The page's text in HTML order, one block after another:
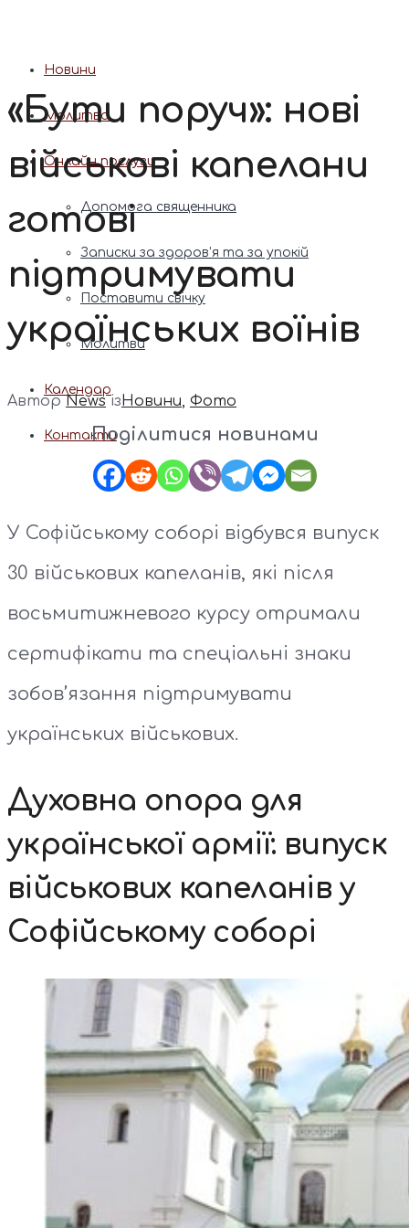
Новини
Молитва
Онлайн послуги
Допомога священника
Записки за здоров’я та за упокій
Поставити свічку
Молитви
Календар
Контакти
«Бути поруч»: нові
військові капелани
готові
підтримувати
українських воїнів
АвторNews ізНовини, Фото
Поділитися новинами
У Софійському соборі відбувся випуск
30 військових капеланів, які після
восьмитижневого курсу отримали
сертифікати та спеціальні знаки
зобов’язання підтримувати
українських військових.
Духовна опора для
української армії: випуск
військових капеланів у
Софійському соборі